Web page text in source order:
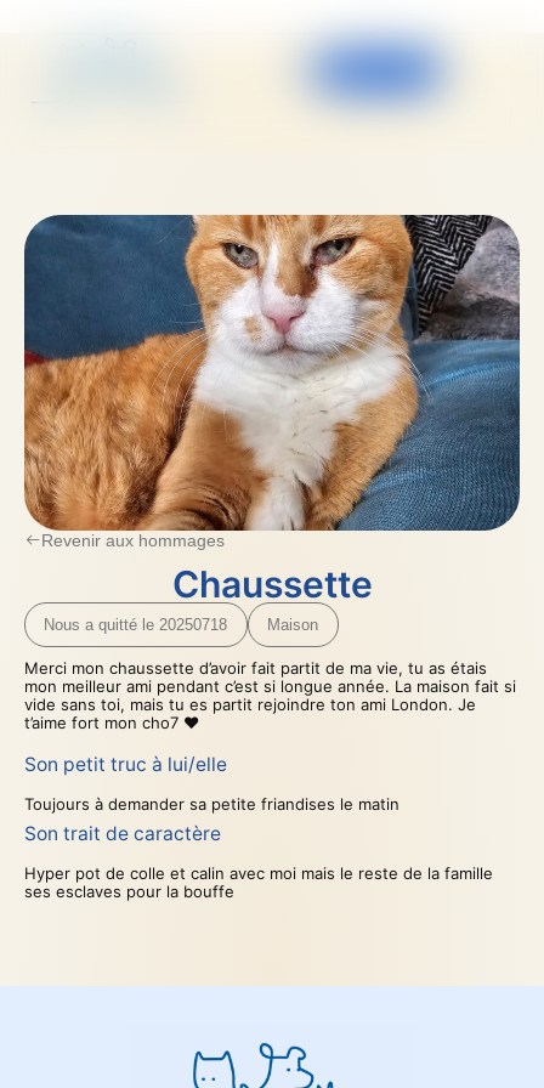
Revenir aux hommages
Chaussette
Nous a quitté le 20250718 Maison
Merci mon chaussette d’avoir fait partit de ma vie, tu as étais
mon meilleur ami pendant c’est si longue année. La maison fait si
vide sans toi, mais tu es partit rejoindre ton ami London. Je
t’aime fort mon cho7 ❤️
Son petit truc à lui/elle
Toujours à demander sa petite friandises le matin
Son trait de caractère
Hyper pot de colle et calin avec moi mais le reste de la famille
ses esclaves pour la bouffe